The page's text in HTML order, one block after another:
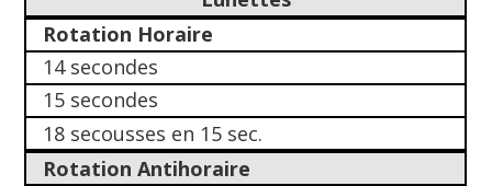
Rotation Horaire
14 secondes
15 secondes
18 secousses en 15 sec.
Rotation Antihoraire